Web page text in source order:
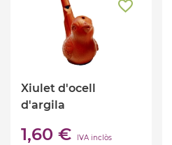
Xiulet d'ocell
d'argila
1,60 € IVA inclòs